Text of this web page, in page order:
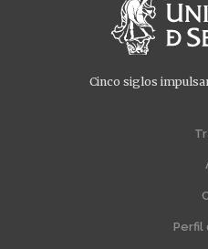
Cinco siglos
Perfil